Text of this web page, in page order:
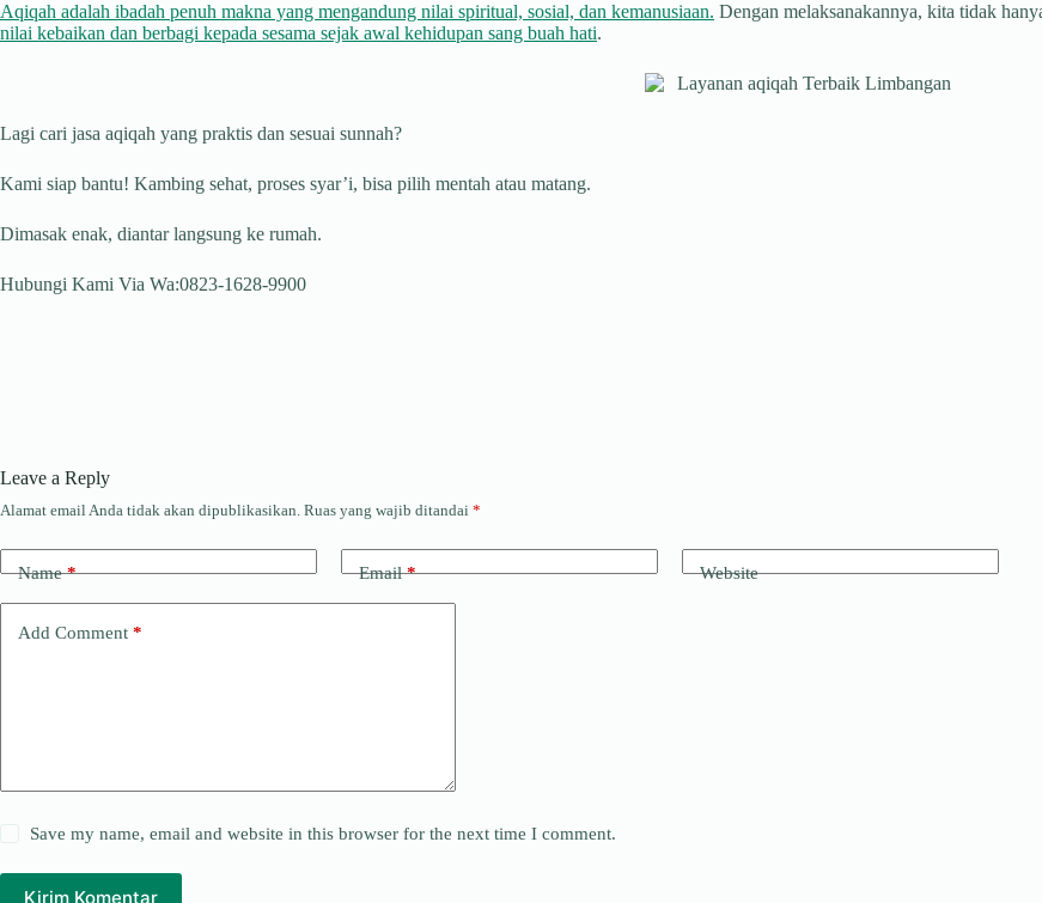
Aqiqah adalah ibadah penuh makna yang mengandung nilai spiritual, sosial, dan kemanusiaan. Dengan melaksanakannya, kita tidak
nilai kebaikan dan berbagi kepada sesama sejak awal kehidupan sang buah hati.
Lagi cari jasa aqiqah yang praktis dan sesuai sunnah?
Kami siap bantu! Kambing sehat, proses syar’i, bisa pilih mentah atau matang.
Dimasak enak, diantar langsung ke rumah.
Hubungi Kami Via Wa:0823-1628-9900
Leave a Reply
Alamat email Anda tidak akan dipublikasikan. Ruas yang wajib ditandai *
Name* Email* Website
Add Comment *
Save my name, email and website in this browser for the next time I comment.
Kirim Komentar